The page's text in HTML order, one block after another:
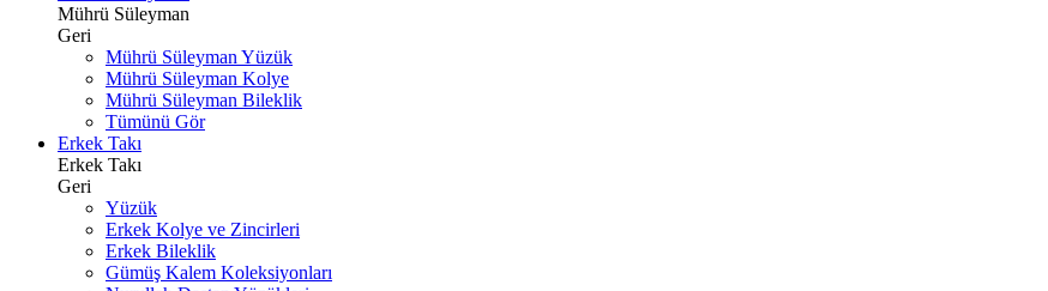
Mührü Süleyman
Geri
Mührü Süleyman Yüzük
Mührü Süleyman Kolye
Mührü Süleyman Bileklik
Tümünü Gör
Erkek Takı
Erkek Takı
Geri
Yüzük
Erkek Kolye ve Zincirleri
Erkek Bileklik
Gümüş Kalem Koleksiyonları